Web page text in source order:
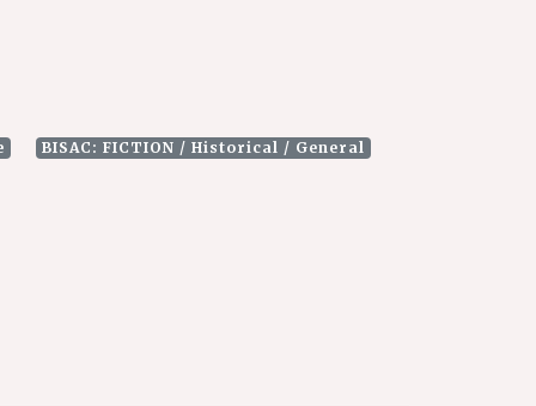
BISAC: FICTION / Historical / General